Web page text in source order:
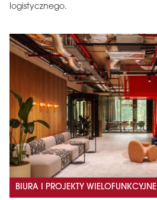
logistycznego.
BIURA I PROJEKTY WIELOFUNKCYJNE